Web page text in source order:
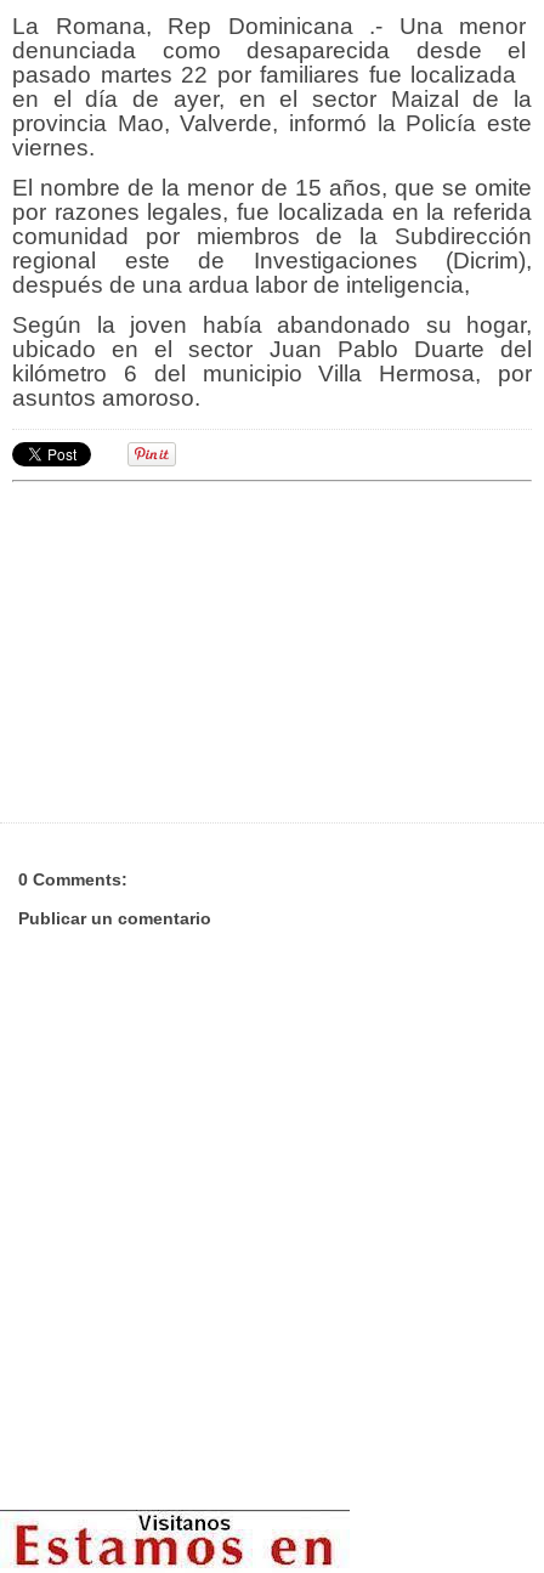
La Romana, Rep Dominicana .- Una menor
denunciada como desaparecida desde el
pasado martes 22 por familiares fue localizada
en el día de ayer, en el sector Maizal de la
provincia Mao, Valverde, informó la Policía este
viernes.
El nombre de la menor de 15 años, que se omite
por razones legales, fue localizada en la referida
comunidad por miembros de la Subdirección
regional este de Investigaciones (Dicrim),
después de una ardua labor de inteligencia,
Según la joven había abandonado su hogar,
ubicado en el sector Juan Pablo Duarte del
kilómetro 6 del municipio Villa Hermosa, por
asuntos amoroso.
0 Comments:
Publicar un comentario